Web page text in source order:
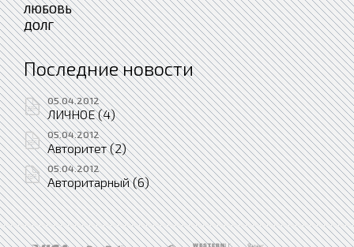
ЛЮБОВЬ
ДОЛГ
Последние новости
05.04.2012
ЛИЧНОЕ (4)
05.04.2012
Авторитет (2)
05.04.2012
Авторитарный (6)